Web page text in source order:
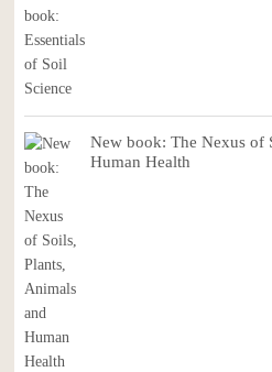
New book: The Nexus of
Human Health